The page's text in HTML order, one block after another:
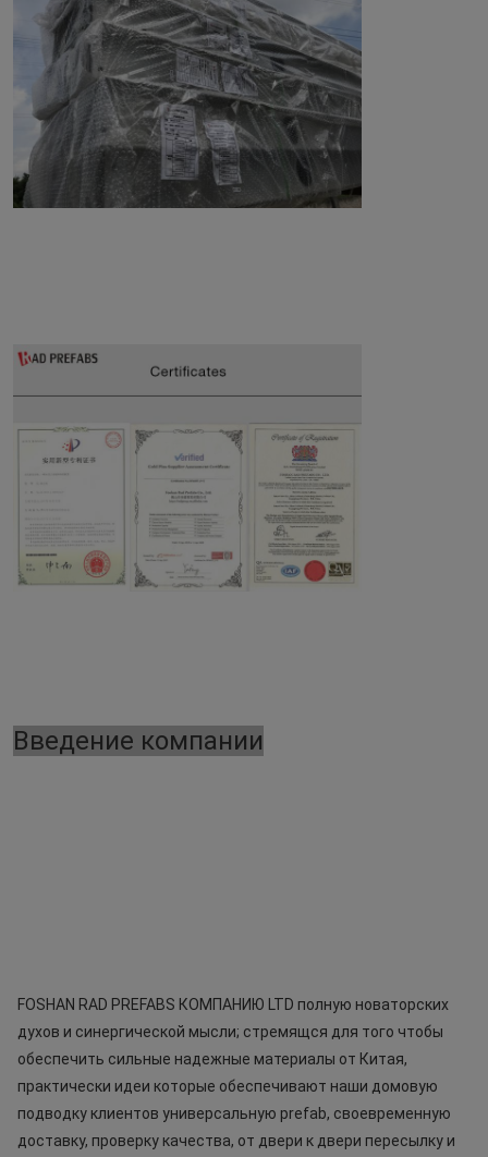
Введение компании
FOSHAN RAD PREFABS КОМПАНИЮ LTD полную новаторских
духов и синергической мысли; стремящся для того чтобы
обеспечить сильные надежные материалы от Китая,
практически идеи которые обеспечивают наши домовую
подводку клиентов универсальную prefab, своевременную
доставку, проверку качества, от двери к двери пересылку и